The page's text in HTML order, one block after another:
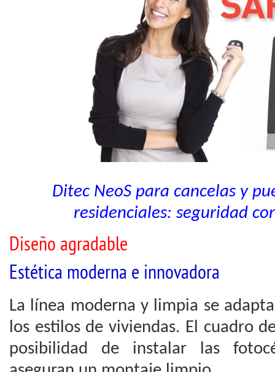
Ditec NeoS para cancelas y
residenciales: seguridad
Diseño agradable
Estética moderna e innovadora
La línea moderna y limpia se
los estilos de viviendas. El cuadro
posibilidad de instalar las